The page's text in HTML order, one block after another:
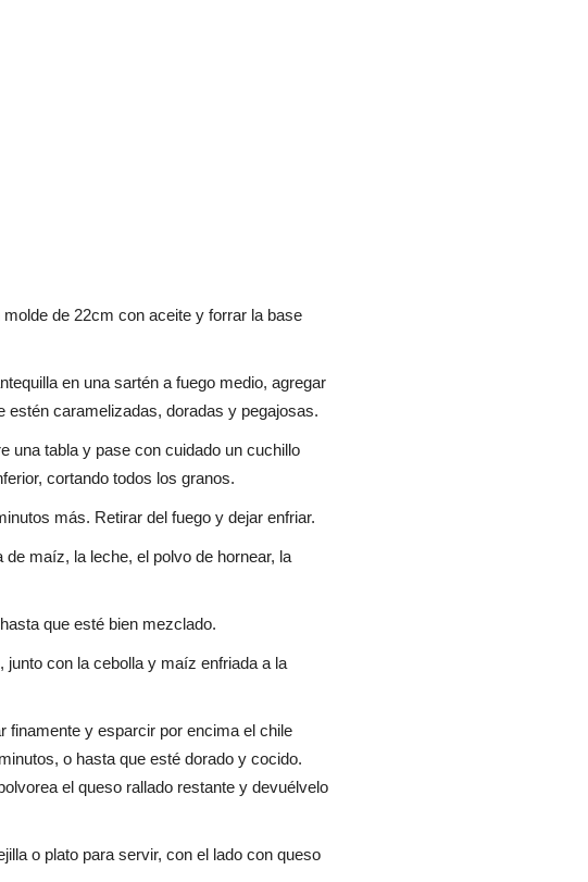
de 22cm con aceite y forrar la base
en una sartén a fuego medio, agregar
estén caramelizadas, doradas y pegajosas.
una tabla y pase con cuidado un cuchillo
cortando todos los granos.
más. Retirar del fuego y dejar enfriar.
maíz, la leche, el polvo de hornear, la
que esté bien mezclado.
con la cebolla y maíz enfriada a la
finamente y esparcir por encima el chile
o hasta que esté dorado y cocido.
el queso rallado restante y devuélvelo
o plato para servir, con el lado con queso